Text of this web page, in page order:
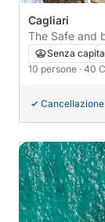
Cagliari
The Safe and
Senza
10 persone · 40